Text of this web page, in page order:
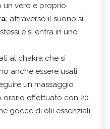
un vero e proprio
; attraverso il suono si
e si entra in uno
al chakra che si
anche essere usati
un massaggio
orario effettuato con 20
gocce di olii essenziali